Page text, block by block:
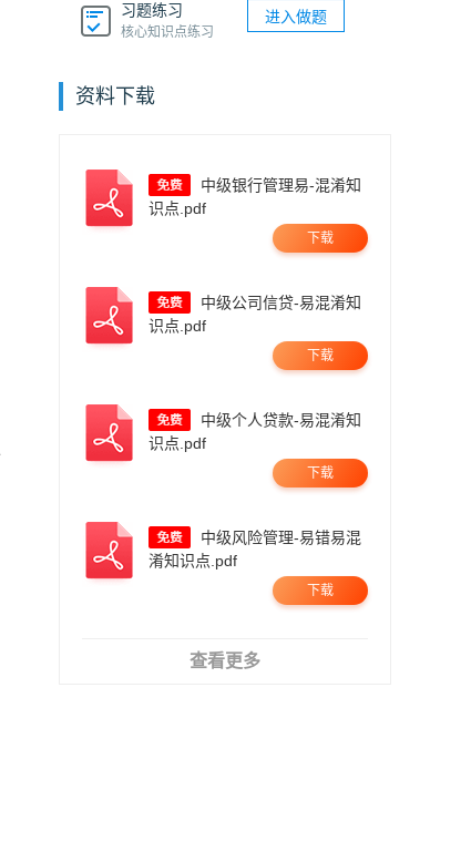
习题练习
核心知识点练习
进入做题
资料下载
识点.pdf
下载
识点.pdf
下载
识点.pdf
下载
淆知识点.pdf
下载
查看更多